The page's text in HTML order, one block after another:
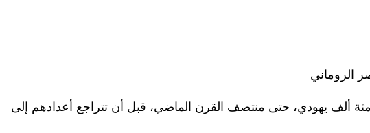
الروماني
ألف يهودي، حتى منتصف القرن الماضي، قبل أن تتراجع أعدادهم إلى